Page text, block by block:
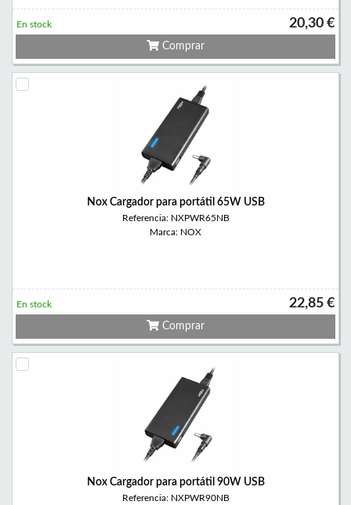
20,30 €
En stock
Comprar
Nox Cargador para portátil 65W USB
Referencia: NXPWR65NB
Marca: NOX
22,85 €
En stock
Comprar
Nox Cargador para portátil 90W USB
Referencia: NXPWR90NB